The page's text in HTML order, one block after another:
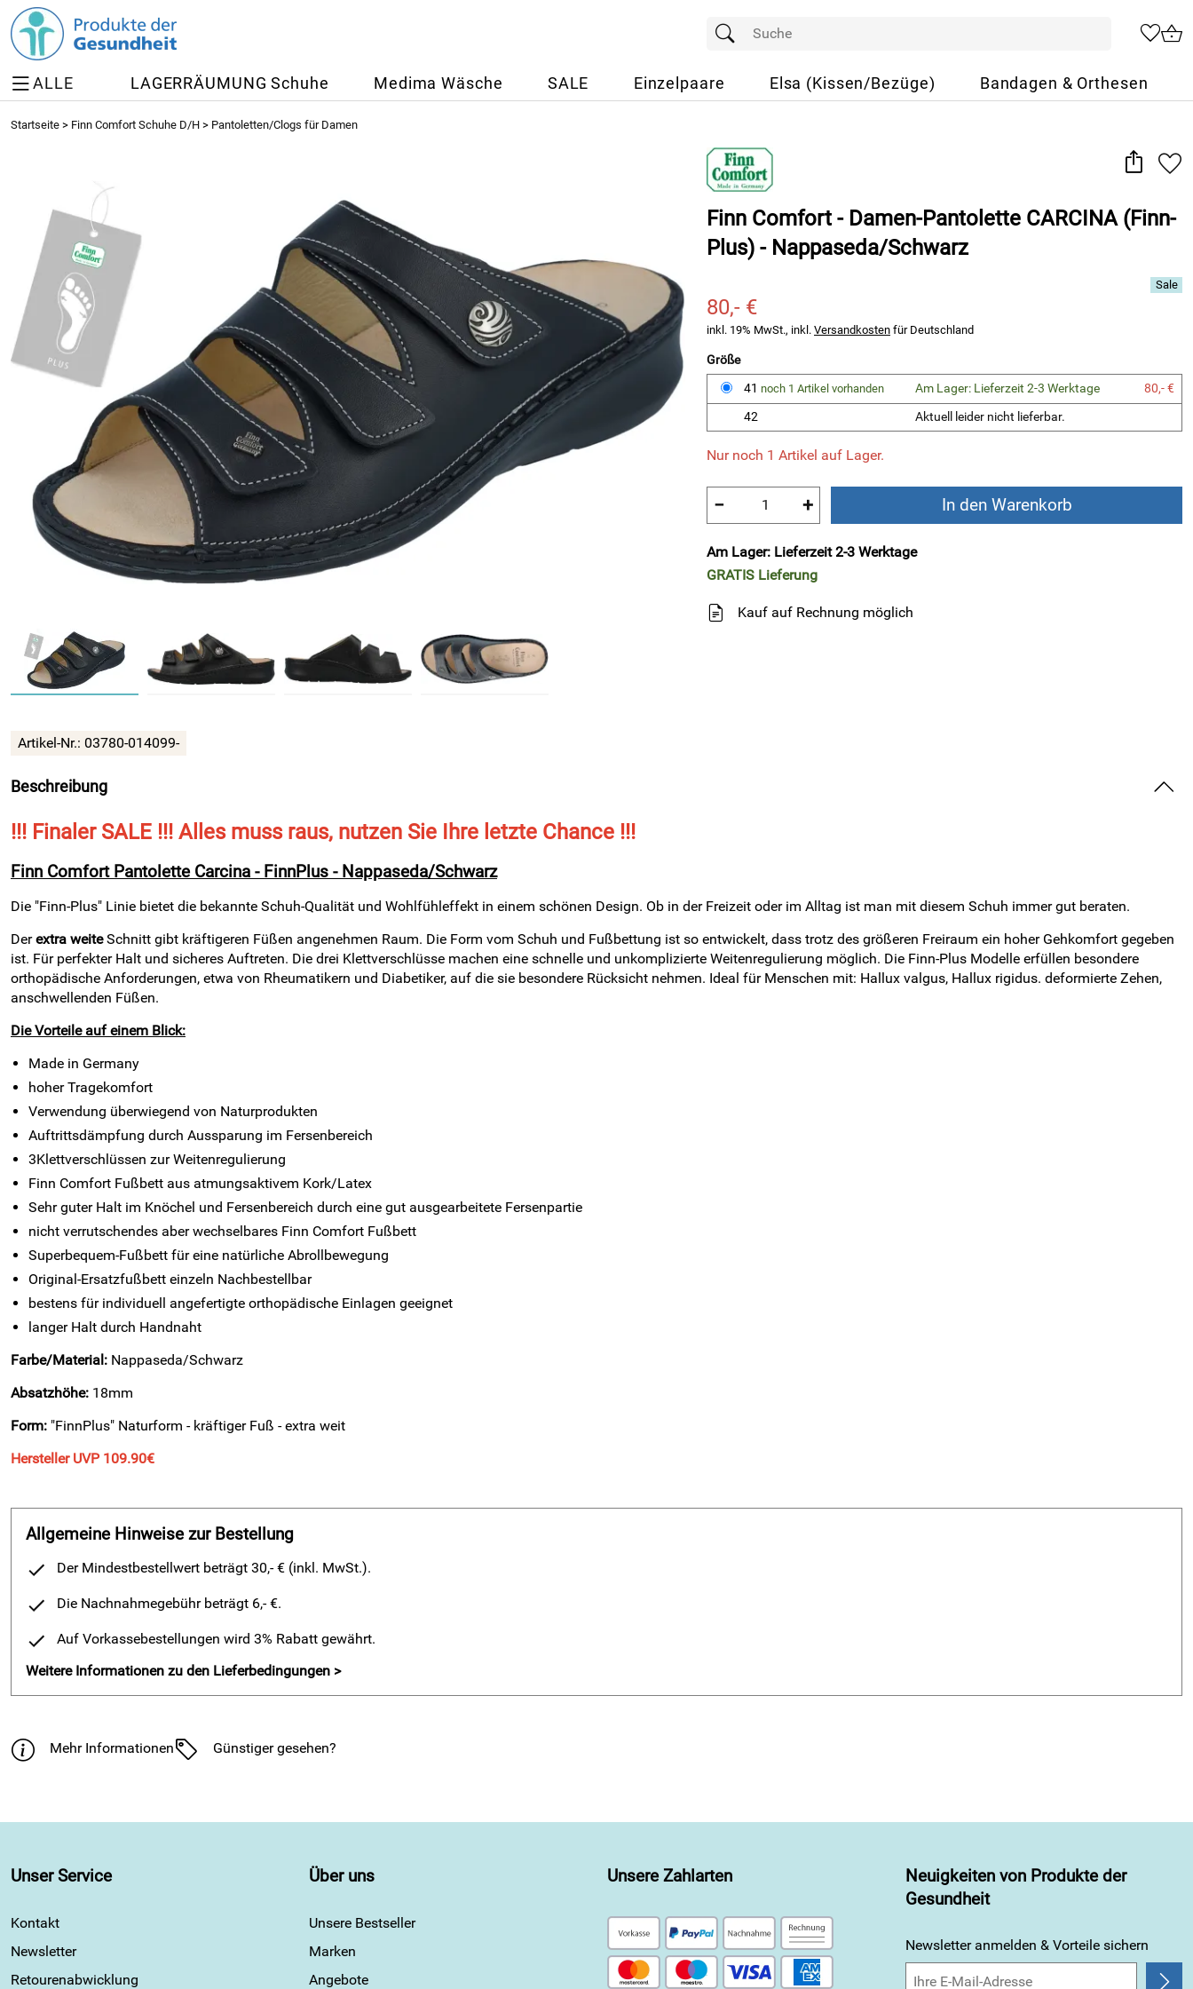
ALLE LAGERRÄUMUNG Schuhe Medima Wäsche SALE Einzelpaare Elsa (Kissen/Bezüge) Bandagen & Orthesen
Startseite > Finn Comfort Schuhe D/H > Pantoletten/Clogs für Damen
Finn Comfort - Damen-Pantolette CARCINA (Finn-
Plus) - Nappaseda/Schwarz
80,- €
inkl. 19% MwSt., inkl. Versandkosten für Deutschland
Größe
41 noch 1 Artikel vorhanden Am Lager: Lieferzeit 2-3 Werktage
80,- €
42
Aktuell leider nicht lieferbar.
Nur noch 1 Artikel auf Lager.
− + In den Warenkorb
Am Lager: Lieferzeit 2-3 Werktage
GRATIS Lieferung
Kauf auf Rechnung möglich
Artikel-Nr.: 03780-014099-
Beschreibung
!!! Finaler SALE !!! Alles muss raus, nutzen Sie Ihre letzte Chance !!!
Finn Comfort Pantolette Carcina - FinnPlus - Nappaseda/Schwarz
Die "Finn-Plus" Linie bietet die bekannte Schuh-Qualität und Wohlfühleffekt in einem schönen Design. Ob in der Freizeit oder im Alltag ist man mit diesem Schuh immer gut beraten.
Derextra weiteSchnitt gibt kräftigeren Füßen angenehmen Raum. Die Form vom Schuh und Fußbettung ist so entwickelt, dass trotz des größeren Freiraum ein hoher Gehkomfort gegeben
ist. Für perfekter Halt und sicheres Auftreten. Die drei Klettverschlüsse machen eine schnelle und unkomplizierte Weitenregulierung möglich. Die Finn-Plus Modelle erfüllen besondere
orthopädische Anforderungen, etwa von Rheumatikern und Diabetiker, auf die sie besondere Rücksicht nehmen. Ideal für Menschen mit: Hallux valgus, Hallux rigidus. deformierte Zehen,
anschwellenden Füßen.
Die Vorteile auf einem Blick:
Made in Germany
hoher Tragekomfort
Verwendung überwiegend von Naturprodukten
Auftrittsdämpfung durch Aussparung im Fersenbereich
3Klettverschlüssen zur Weitenregulierung
Finn Comfort Fußbett aus atmungsaktivem Kork/Latex
Sehr guter Halt im Knöchel und Fersenbereich durch eine gut ausgearbeitete Fersenpartie
nicht verrutschendes aber wechselbares Finn Comfort Fußbett
Superbequem-Fußbett für eine natürliche Abrollbewegung
Original-Ersatzfußbett einzeln Nachbestellbar
bestens für individuell angefertigte orthopädische Einlagen geeignet
langer Halt durch Handnaht
Farbe/Material: Nappaseda/Schwarz
Absatzhöhe: 18mm
Form: "FinnPlus" Naturform - kräftiger Fuß - extra weit
Hersteller UVP 109.90€
Allgemeine Hinweise zur Bestellung
Der Mindestbestellwert beträgt 30,- € (inkl. MwSt.).
Die Nachnahmegebühr beträgt 6,- €.
Auf Vorkassebestellungen wird 3% Rabatt gewährt.
Weitere Informationen zu den Lieferbedingungen >
Mehr Informationen Günstiger gesehen?
Unser Service
Kontakt
Newsletter
Retourenabwicklung
Über uns
Unsere Bestseller
Marken
Angebote
Unsere Zahlarten
Neuigkeiten von Produkte der
Gesundheit
Newsletter anmelden & Vorteile sichern